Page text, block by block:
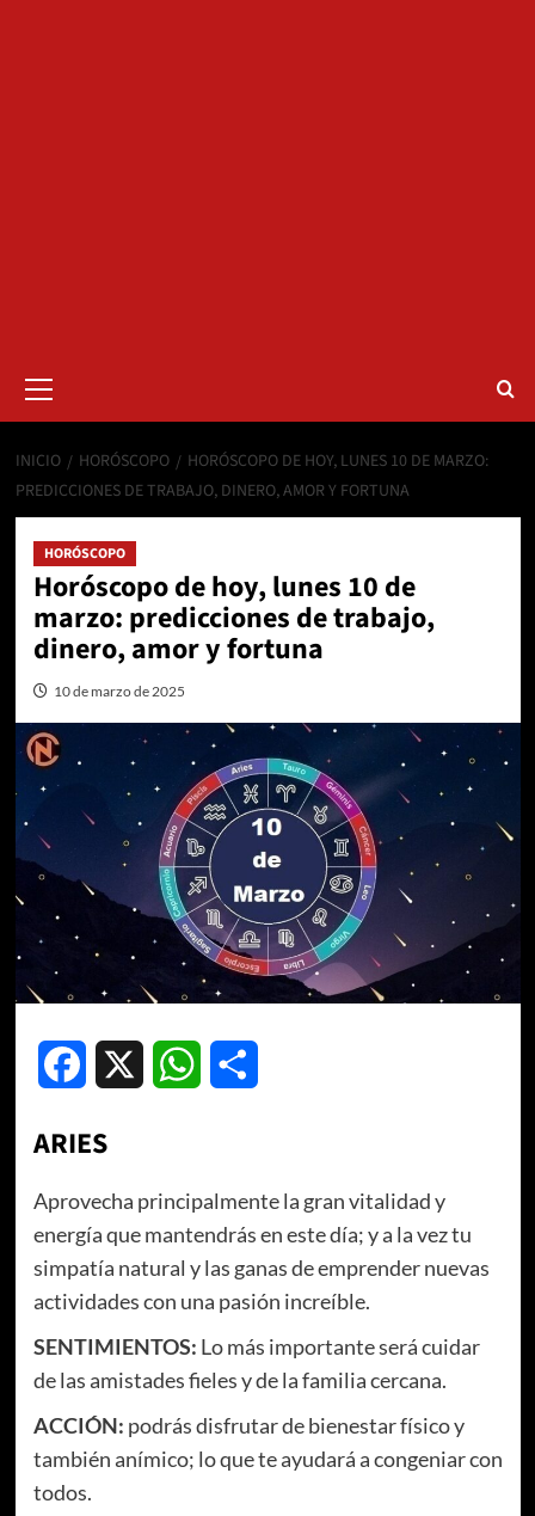
primario
INICIO HORÓSCOPO
HORÓSCOPO DE HOY, LUNES 10 DE MARZO:
PREDICCIONES DE TRABAJO, DINERO, AMOR Y FORTUNA
HORÓSCOPO
Horóscopo de hoy, lunes 10 de
marzo: predicciones de trabajo,
dinero, amor y fortuna
10 de marzo de 2025
Facebook WhatsApp
ARIES
Aprovecha principalmente la gran vitalidad y
energía que mantendrás en este día; y a la vez tu
simpatía natural y las ganas de emprender nuevas
actividades con una pasión increíble.
SENTIMIENTOS: Lo más importante será cuidar
de las amistades fieles y de la familia cercana.
ACCIÓN: podrás disfrutar de bienestar físico y
también anímico; lo que te ayudará a congeniar con
todos.